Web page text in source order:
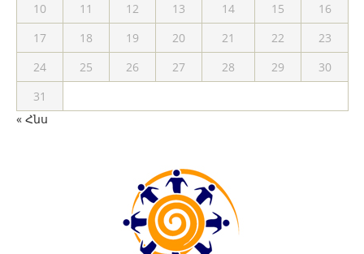
10
11 12 13 14 15
16
17
18 19 20 21 22
23
24
25 26 27 28 29
30
31
« Հնս